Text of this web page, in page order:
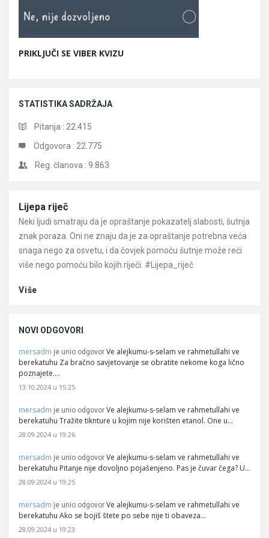
PRIKLJUČI SE VIBER KVIZU
STATISTIKA SADRŽAJA
Pitanja : 22.415
Odgovora : 22.775
Reg. članova : 9.863
Članci
Lijepa riječ
Neki ljudi smatraju da je opraštanje pokazatelj slabosti, šutnja
znak poraza. Oni ne znaju da je za opraštanje potrebna veća
snaga nego za osvetu, i da čovjek pomoću šutnje može reći
više nego pomoću bilo kojih riječi. #Lijepa_riječ
Više
NOVI ODGOVORI
mersadm je unio odgovor Ve alejkumu-s-selam ve rahmetullahi ve
berekatuhu Za bračno savjetovanje se obratite nekome koga lično
poznajete.…
13.10.2024 u 15:25
mersadm je unio odgovor Ve alejkumu-s-selam ve rahmetullahi ve
berekatuhu Tražite tiknture u kojim nije korišten etanol. One u…
28.09.2024 u 19:26
mersadm je unio odgovor Ve alejkumu-s-selam ve rahmetullahi ve
berekatuhu Pitanje nije dovoljno pojašenjeno. Pas je čuvar čega? U…
28.09.2024 u 19:25
mersadm je unio odgovor Ve alejkumu-s-selam ve rahmetullahi ve
berekatuhu Ako se bojiš štete po sebe nije ti obaveza…
28.09.2024 u 19:23